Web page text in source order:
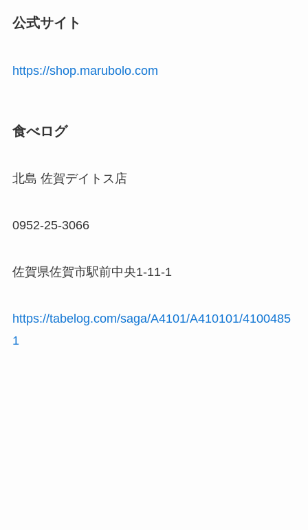
公式サイト
https://shop.marubolo.com
食べログ
北島 佐賀デイトス店
0952-25-3066
佐賀県佐賀市駅前中央1-11-1
https://tabelog.com/saga/A4101/A410101/4100485
1